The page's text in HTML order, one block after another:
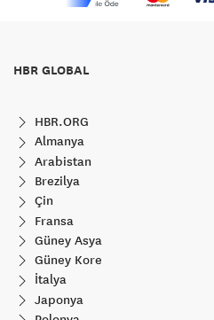
HBR GLOBAL
HBR.ORG
Almanya
Arabistan
Brezilya
Çin
Fransa
Güney Asya
Güney Kore
İtalya
Japonya